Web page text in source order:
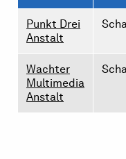
Punkt Drei
Anstalt
Wachter
Multimedia
Anstalt